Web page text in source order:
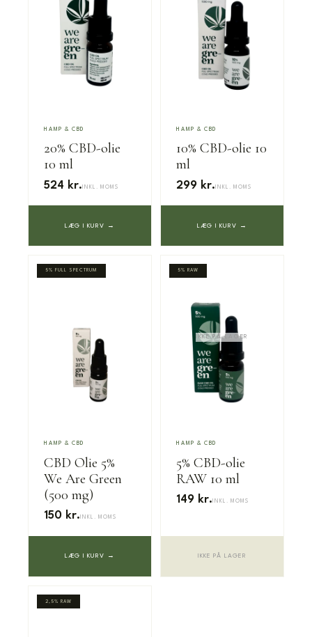
HAMP & CBD
20% CBD-olie
10 ml
524 kr. INKL. MOMS
LÆG I KURV →
HAMP & CBD
10% CBD-olie 10
ml
299 kr. INKL. MOMS
LÆG I KURV →
5% FULL SPECTRUM
HAMP & CBD
CBD Olie 5%
We Are Green
(500 mg)
150 kr. INKL. MOMS
LÆG I KURV →
5% RAW
IKKE PÅ LAGER
HAMP & CBD
5% CBD-olie
RAW 10 ml
149 kr. INKL. MOMS
IKKE PÅ LAGER
2,5% RAW